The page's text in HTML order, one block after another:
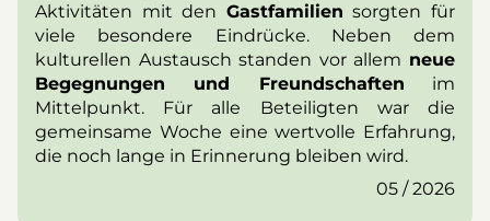
Aktivitäten mit den Gastfamilien sorgten für
viele besondere Eindrücke. Neben dem
kulturellen Austausch standen vor allem neue
Begegnungen und Freundschaften im
Mittelpunkt. Für alle Beteiligten war die
gemeinsame Woche eine wertvolle Erfahrung,
die noch lange in Erinnerung bleiben wird.
05 / 2026